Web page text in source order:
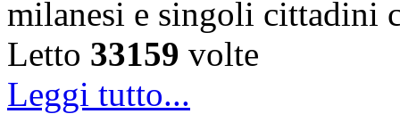
milanesi e singoli
Letto 33159 volte
Leggi tutto...